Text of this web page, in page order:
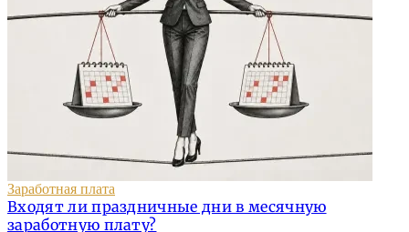
Заработная плата
Входят ли праздничные дни в месячную
заработную плату?